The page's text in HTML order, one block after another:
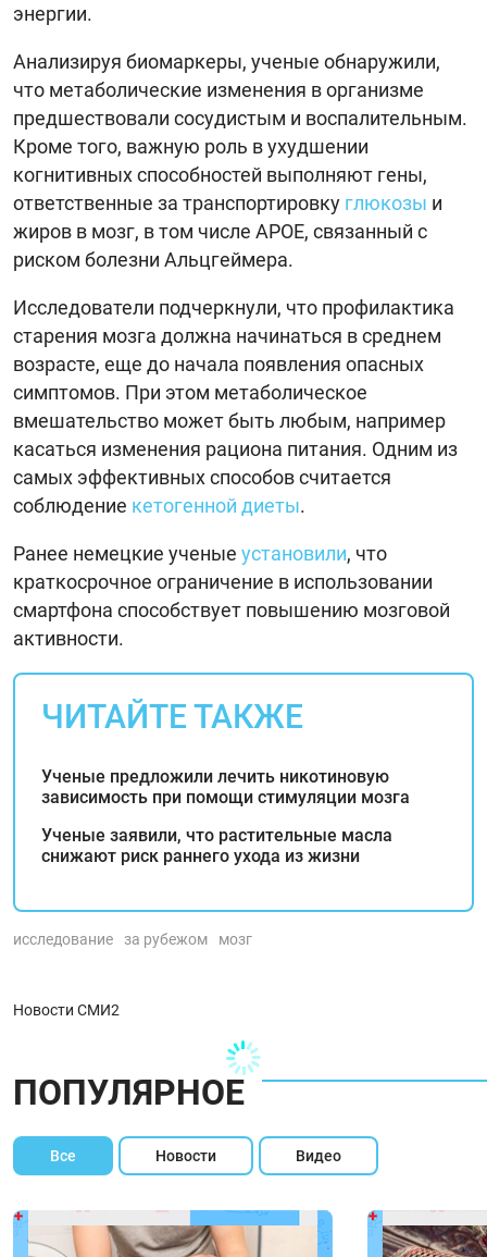
энергии.
Анализируя биомаркеры, ученые обнаружили,
что метаболические изменения в организме
предшествовали сосудистым и воспалительным.
Кроме того, важную роль в ухудшении
когнитивных способностей выполняют гены,
ответственные за транспортировку глюкозы и
жиров в мозг, в том числе APOE, связанный с
риском болезни Альцгеймера.
Исследователи подчеркнули, что профилактика
старения мозга должна начинаться в среднем
возрасте, еще до начала появления опасных
симптомов. При этом метаболическое
вмешательство может быть любым, например
касаться изменения рациона питания. Одним из
самых эффективных способов считается
соблюдение кетогенной диеты.
Ранее немецкие ученые установили, что
краткосрочное ограничение в использовании
смартфона способствует повышению мозговой
активности.
ЧИТАЙТЕ ТАКЖЕ
Ученые предложили лечить никотиновую
зависимость при помощи стимуляции мозга
Ученые заявили, что растительные масла
снижают риск раннего ухода из жизни
исследование за рубежом мозг
Новости СМИ2
ПОПУЛЯРНОЕ
Все Новости Видео